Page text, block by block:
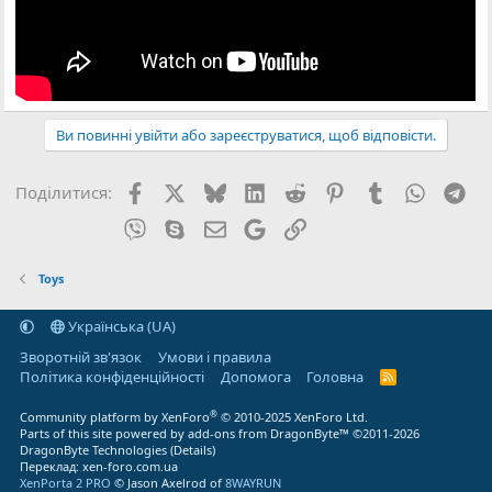
Ви повинні увійти або зареєструватися, щоб відповісти.
Поділитися: FacebookX (Twitter)
BlueskyLinkedIn
Reddit PinterestTumblr
Viber SkypeE-mailGoogleПосилання
Toys
Українська (UA)
Зворотній зв'язок
Умови і правила
Політика конфіденційності
Дoпoмoга Головна
R
Community platform by XenForo® © 2010-2025 XenForo Ltd.
Parts of this site powered byadd-ons from DragonByte™ ©2011-2026
DragonByte Technologies (Details)
Переклад:xen-foro.com.ua
XenPorta 2 PRO © Jason Axelrod of8WAYRUN